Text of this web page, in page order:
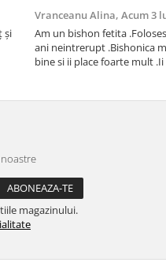
și
Vranceanu Alina, Acum 3
Am un bishon fetita
ani neintrerupt .Bishonica
bine si ii place foarte mult
magazinului.